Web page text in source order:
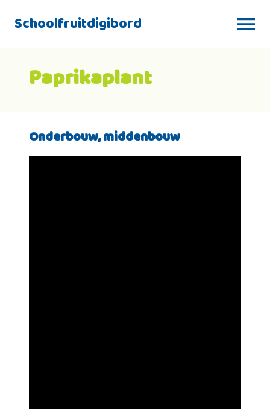
Schoolfruitdigibord
Paprikaplant
Onderbouw, middenbouw